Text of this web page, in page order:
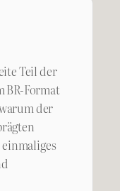
Teil der
BR-Format
der